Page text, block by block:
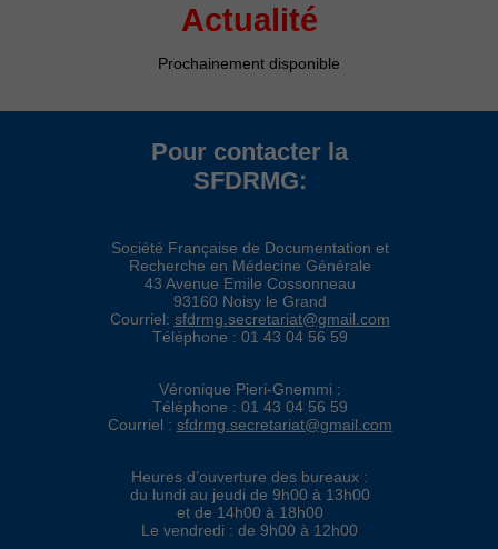
Actualité
Prochainement disponible
Pour contacter la
SFDRMG:
Société Française de Documentation et
Recherche en Médecine Générale
43 Avenue Emile Cossonneau
93160 Noisy le Grand
Courriel: sfdrmg.secretariat@gmail.com
Téléphone : 01 43 04 56 59
Véronique Pieri-Gnemmi :
Téléphone : 01 43 04 56 59
Courriel : sfdrmg.secretariat@gmail.com
Heures d’ouverture des bureaux :
du lundi au jeudi de 9h00 à 13h00
et de 14h00 à 18h00
Le vendredi : de 9h00 à 12h00